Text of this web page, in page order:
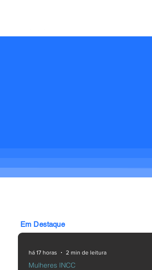
Mulheres INCC
há 17 horas 2 min de leitura
Em Destaque